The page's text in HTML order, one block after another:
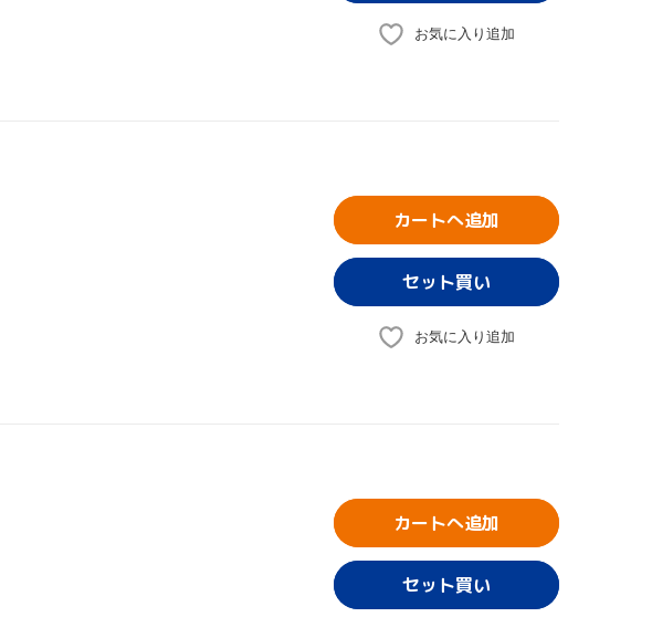
お気に入り追加
カートへ追加
お気に入り追加
カートへ追加